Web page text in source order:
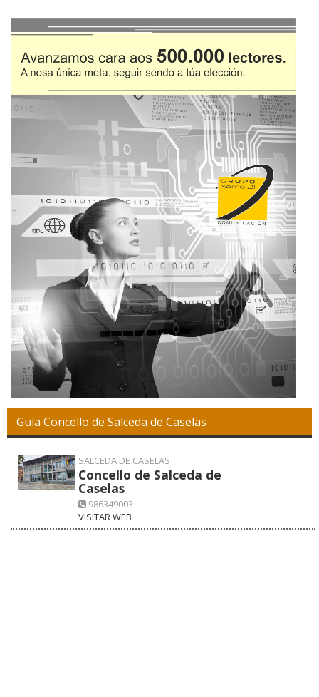
Guía Concello de Salceda de Caselas
SALCEDA DE CASELAS
Concello de Salceda de
Caselas
986349003
VISITAR WEB